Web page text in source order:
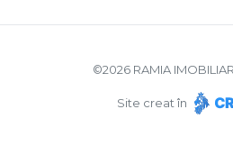
©2026RAMIA
Site creat în